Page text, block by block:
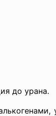
до урана.